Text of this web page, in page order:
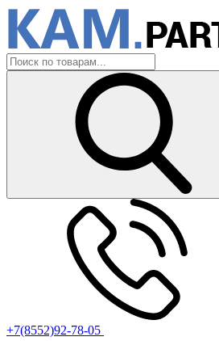
+7(8552)92-78-05